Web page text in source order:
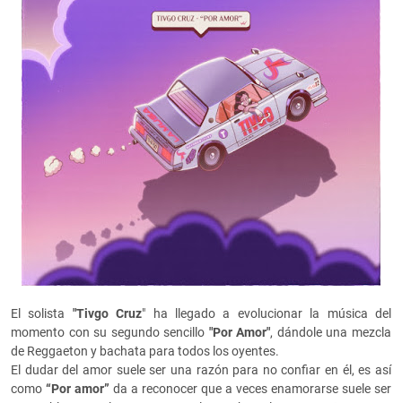
El solista "Tivgo Cruz" ha llegado a evolucionar la música del
momento con su segundo sencillo "Por Amor", dándole una mezcla
de Reggaeton y bachata para todos los oyentes.
El dudar del amor suele ser una razón para no confiar en él, es así
como “Por amor” da a reconocer que a veces enamorarse suele ser